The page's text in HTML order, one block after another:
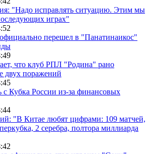
"Надо исправлять ситуацию. Этим мы
играх"
перешел в "Панатинаикос"
что клуб РПЛ "Родина" рано
двух поражений
с Кубка России из-за финансовых
"В Китае любят цифрами: 109 матчей,
2 серебра, полтора миллиарда